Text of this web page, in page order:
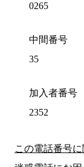
0265
中間番号
35
加入者番号
2352
この電話番号